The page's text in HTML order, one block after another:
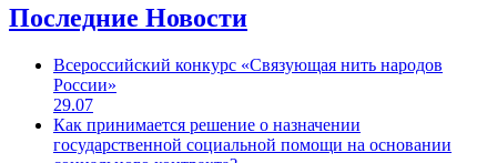
Последние Новости
Всероссийский конкурс «Связующая нить народов
России»
29.07
Как принимается решение о назначении
государственной социальной помощи на основании